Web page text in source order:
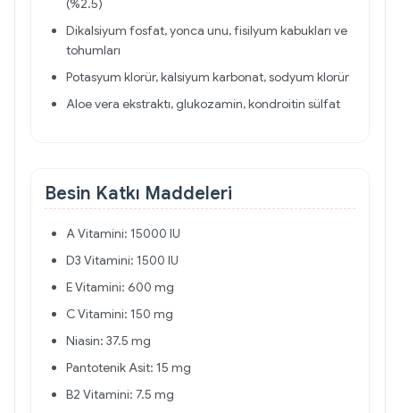
(%2.5)
Dikalsiyum fosfat, yonca unu, fisilyum kabukları ve
tohumları
Potasyum klorür, kalsiyum karbonat, sodyum klorür
Aloe vera ekstraktı, glukozamin, kondroitin sülfat
Besin Katkı Maddeleri
A Vitamini: 15000 IU
D3 Vitamini: 1500 IU
E Vitamini: 600 mg
C Vitamini: 150 mg
Niasin: 37.5 mg
Pantotenik Asit: 15 mg
B2 Vitamini: 7.5 mg